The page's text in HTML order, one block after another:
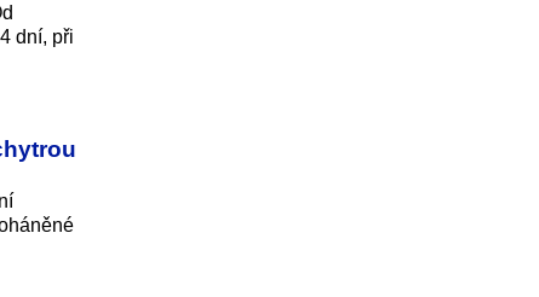
dní, při